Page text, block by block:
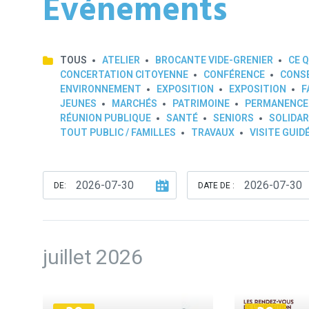
Événements
TOUS ATELIER BROCANTE VIDE-GRENIER CE
CONCERTATION CITOYENNE
CONFÉRENCE
ENVIRONNEMENT
EXPOSITION EXPOSITION
JEUNES
MARCHÉS PATRIMOINE
RÉUNION PUBLIQUE
SANTÉ SENIORS
TOUT PUBLIC / FAMILLES
TRAVAUX VISITE
DE: DATE DE :
juillet 2026
Plus